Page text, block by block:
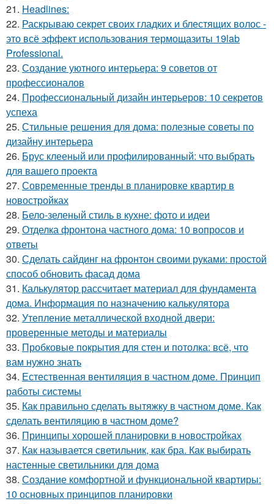
21. Headlines:
22. Раскрываю секрет своих гладких и блестящих волос -
это всё эффект использования термощазиты 19lab
Professional.
23. Создание уютного интерьера: 9 советов от
профессионалов
24. Профессиональный дизайн интерьеров: 10 секретов
успеха
25. Стильные решения для дома: полезные советы по
дизайну интерьера
26. Брус клееный или профилированный: что выбрать
для вашего проекта
27. Современные тренды в планировке квартир в
новостройках
28. Бело-зеленый стиль в кухне: фото и идеи
29. Отделка фронтона частного дома: 10 вопросов и
ответы
30. Сделать сайдинг на фронтон своими руками: простой
способ обновить фасад дома
31. Калькулятор рассчитает материал для фундамента
дома. Информация по назначению калькулятора
32. Утепление металлической входной двери:
проверенные методы и материалы
33. Пробковые покрытия для стен и потолка: всё, что
вам нужно знать
34. Естественная вентиляция в частном доме. Принцип
работы системы
35. Как правильно сделать вытяжку в частном доме. Как
сделать вентиляцию в частном доме?
36. Принципы хорошей планировки в новостройках
37. Как называется светильник, как бра. Как выбирать
настенные светильники для дома
38. Создание комфортной и функциональной квартиры:
10 основных принципов планировки